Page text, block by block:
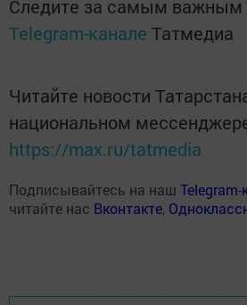
Следите за самым важным
Telegram-канале Татмедиа
Читайте новости
национальном
https://max.ru/tatmedia
Подписывайтесь на наш Telegram-
читайте нас Вконтакте,